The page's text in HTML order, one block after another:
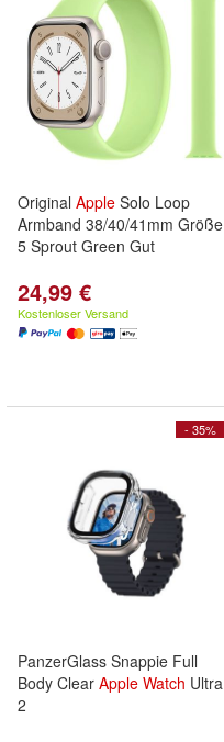
Original Apple Solo Loop
Armband 38/40/41mm Größe
5 Sprout Green Gut
24,99 €
Kostenloser Versand
- 35%
PanzerGlass Snappie Full
Body Clear Apple Watch Ultra
2